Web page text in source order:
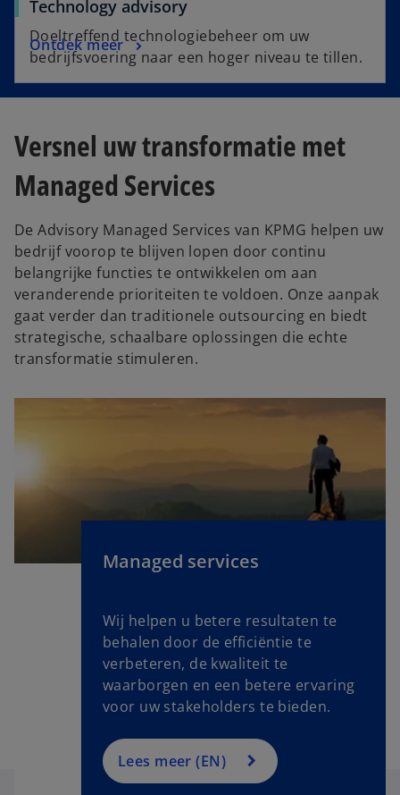
Technology advisory
Doeltreffend technologiebeheer om uw
bedrijfsvoering naar een hoger niveau te tillen.
Ontdek meer
Versnel uw transformatie met
Managed Services
De Advisory Managed Services van KPMG helpen uw
bedrijf voorop te blijven lopen door continu
belangrijke functies te ontwikkelen om aan
veranderende prioriteiten te voldoen. Onze aanpak
gaat verder dan traditionele outsourcing en biedt
strategische, schaalbare oplossingen die echte
transformatie stimuleren.
Managed services
Wij helpen u betere resultaten te
behalen door de efficiëntie te
verbeteren, de kwaliteit te
waarborgen en een betere ervaring
voor uw stakeholders te bieden.
Lees meer (EN)
o
p
e
n
s
i
n
a
n